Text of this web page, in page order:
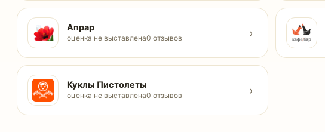
Апрар
оценка не выставлена0 отзывов ›
Куклы Пистолеты
оценка не выставлена0 отзывов ›